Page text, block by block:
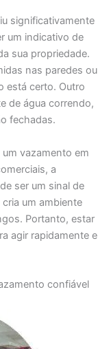
significativamente
um indicativo de
sua propriedade.
nas paredes ou
está certo. Outro
de água correndo,
fechadas.
vazamento em
a
ser um sinal de
um ambiente
Portanto, estar
agir rapidamente e
confiável